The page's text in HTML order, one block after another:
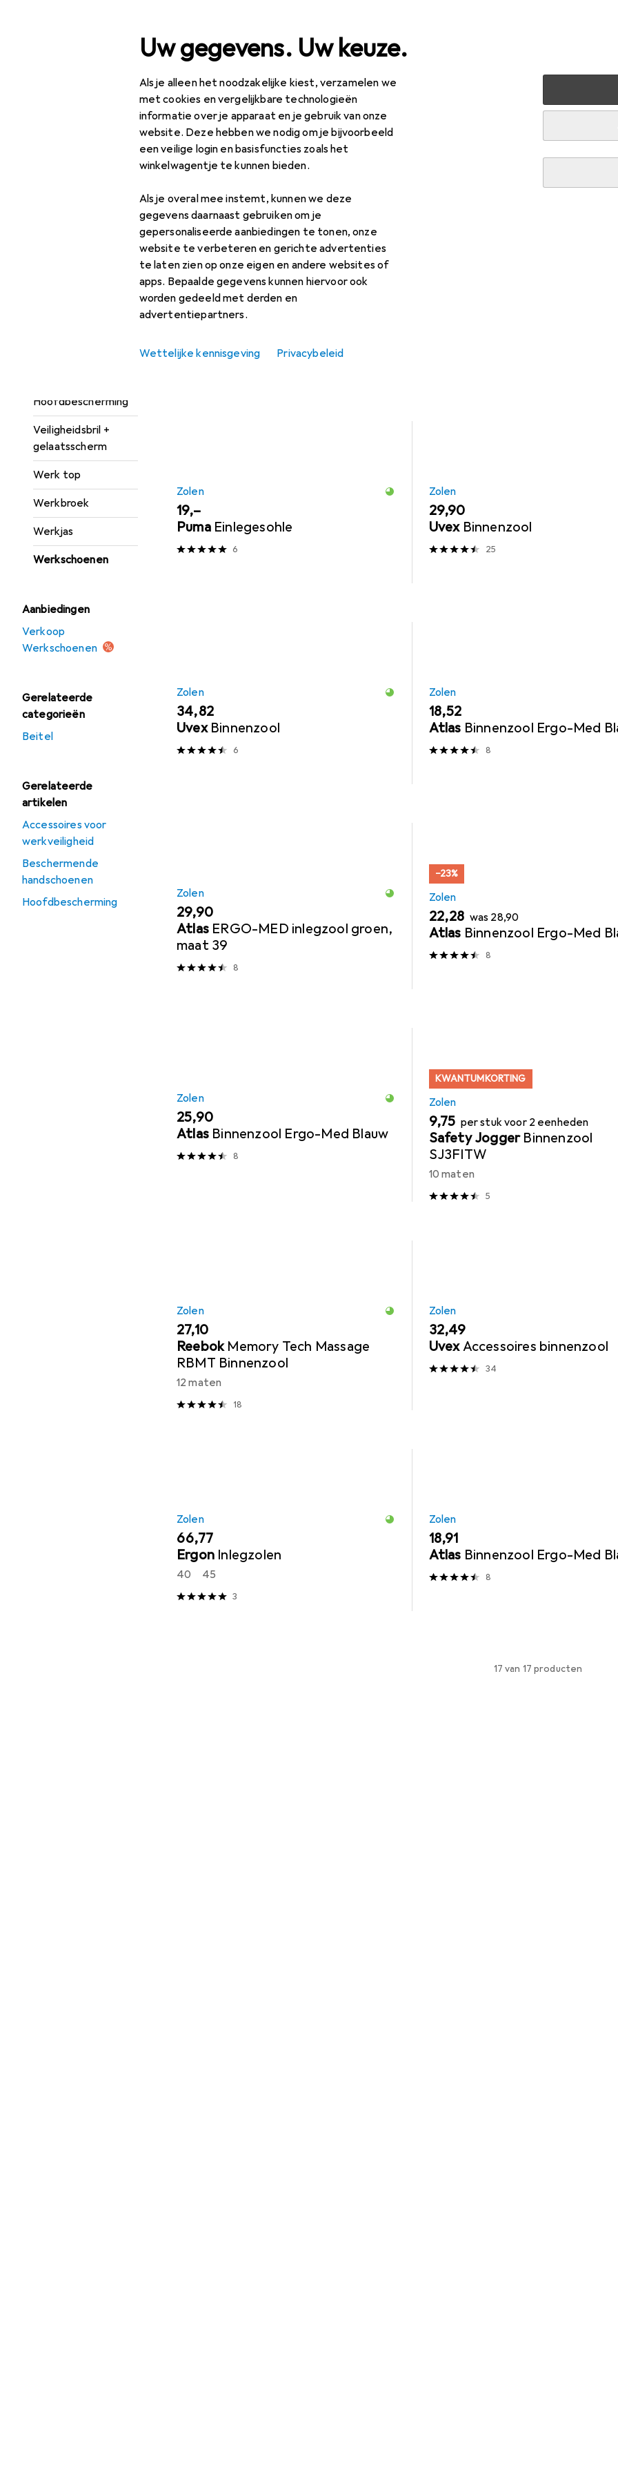
Uw gegevens. Uw keuze.
Als je alleen het noodzakelijke kiest, verzamelen we
met cookies en vergelijkbare technologieën
informatie over je apparaat en je gebruik van onze
website. Deze hebben we nodig om je bijvoorbeeld
een veilige login en basisfuncties zoals het
winkelwagentje te kunnen bieden.
Als je overal mee instemt, kunnen we deze
gegevens daarnaast gebruiken om je
gepersonaliseerde aanbiedingen te tonen, onze
website te verbeteren en gerichte advertenties
te laten zien op onze eigen en andere websites of
apps. Bepaalde gegevens kunnen hiervoor ook
worden gedeeld met derden en
advertentiepartners.
Wettelijke kennisgeving Privacybeleid
Hoofdbescherming
Veiligheidsbril +
gelaatsscherm
Werk top
Werkbroek
Werkjas
Werkschoenen
Aanbiedingen
Verkoop
Werkschoenen
Gerelateerde
categorieën
Beitel
Gerelateerde
artikelen
Accessoires voor
werkveiligheid
Beschermende
handschoenen
Hoofdbescherming
Klussen + Tuin Beveiliging Arbeidsveiligheid Werkkleding Reebok
EUR
140,06
Reebok Veiligheidsschoen laag S1P Fusion
S1P, 45
Accessoires voor Reebok
Flexweave Zwart
Vind bijpassende accessoires voor de Reebok Veiligheidsschoen laag S1P Fusion
Zolen
EUR
19,–
Puma Einlegesohle
6
Zolen
EUR
29,90
Uvex Binnenzool
25
Zolen
EUR
34,82
Uvex Binnenzool
6
Zolen
EUR
18,52
Atlas Binnenzool Ergo-Med
8
Zolen
EUR
29,90
Atlas ERGO-MED inlegzool groen,
maat 39
8
−23%
Zolen
EUR
22,28 was EUR
28,90
Atlas Binnenzool Ergo-Med
8
Zolen
EUR
25,90
Atlas Binnenzool Ergo-Med Blauw
8
KWANTUMKORTING
Zolen
EUR
9,75 per stuk voor 2 eenheden
Safety Jogger Binnenzool
SJ3FITW
10 maten
5
Zolen
EUR
27,10
Reebok Memory Tech Massage
RBMT Binnenzool
12 maten
18
Zolen
EUR
32,49
UvexAccessoires binnenzool
34
Zolen
EUR
66,77
Ergon Inlegzolen
40 45
3
Zolen
EUR
18,91
Atlas Binnenzool Ergo-Med
8
17 van 17 producten